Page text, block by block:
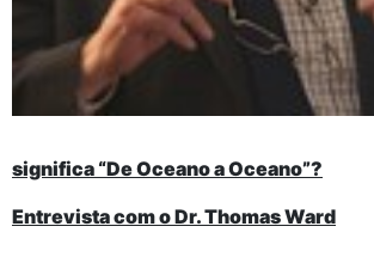
significa “De Oceano a Oceano”?
Entrevista com o Dr. Thomas Ward